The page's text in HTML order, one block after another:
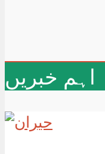
اہم خبریں